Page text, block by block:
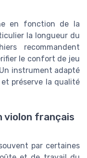
en fonction de la
la longueur du
recommandent
le confort de jeu
instrument adapté
préserve la qualité
violon français
par certaines